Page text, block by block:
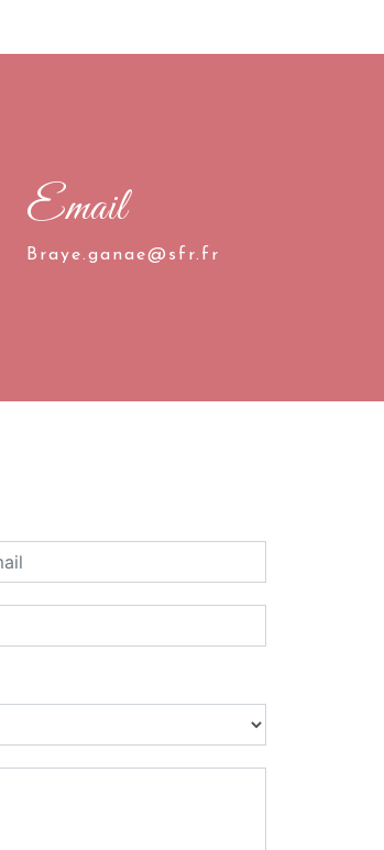
Email
braye.ganae@sfr.fr